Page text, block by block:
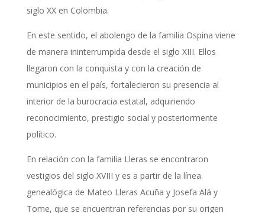
siglo XX en Colombia.
En este sentido, el abolengo de la familia Ospina viene
de manera ininterrumpida desde el siglo XIII. Ellos
llegaron con la conquista y con la creación de
municipios en el país, fortalecieron su presencia al
interior de la burocracia estatal, adquiriendo
reconocimiento, prestigio social y posteriormente
político.
En relación con la familia Lleras se encontraron
vestigios del siglo XVIII y es a partir de la línea
genealógica de Mateo Lleras Acuña y Josefa Alá y
Tome, que se encuentran referencias por su origen